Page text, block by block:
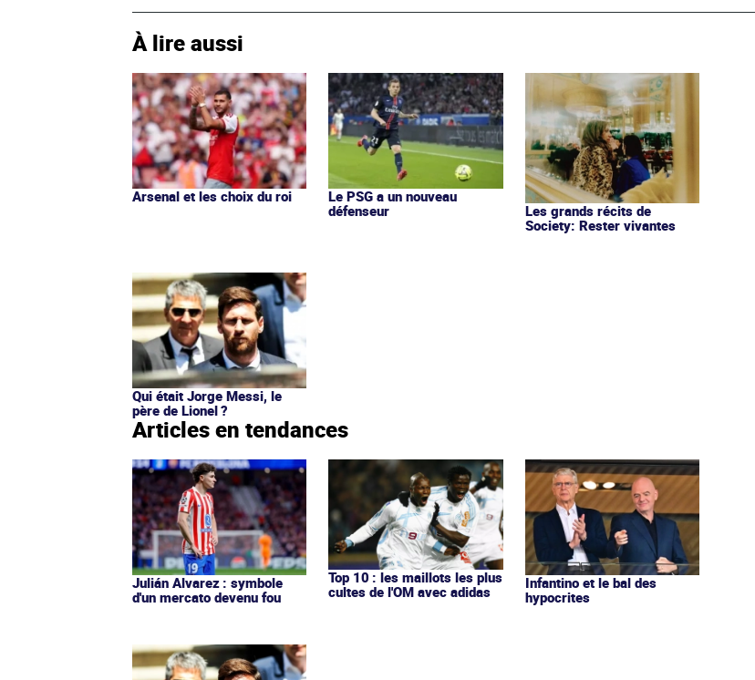
À lire aussi
Arsenal et les choix du roi
Le PSG a un nouveau
défenseur
Les grands récits de
Society: Rester vivantes
Qui était Jorge Messi, le
père de Lionel ?
Articles en tendances
Julián Alvarez : symbole
d'un mercato devenu fou
Top 10 : les maillots les plus
cultes de l'OM avec adidas
Infantino et le bal des
hypocrites